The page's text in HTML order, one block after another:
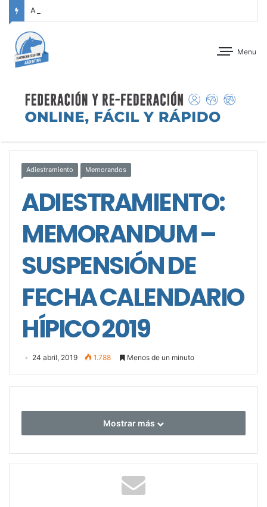
Menu
Adiestramiento Memorandos
ADIESTRAMIENTO:
MEMORANDUM –
SUSPENSIÓN DE
FECHA CALENDARIO
HÍPICO 2019
24 abril, 2019 1.788 Menos de un minuto
Mostrar más